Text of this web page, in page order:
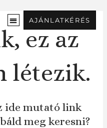
AJÁNLATKÉRÉS
ez az
létezik.
ide mutató link
meg keresni?